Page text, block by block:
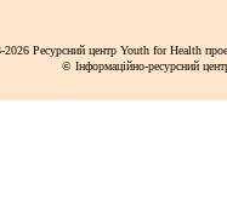
Ресурсний центр Youth for Health
© Інформаційно-ресурсний